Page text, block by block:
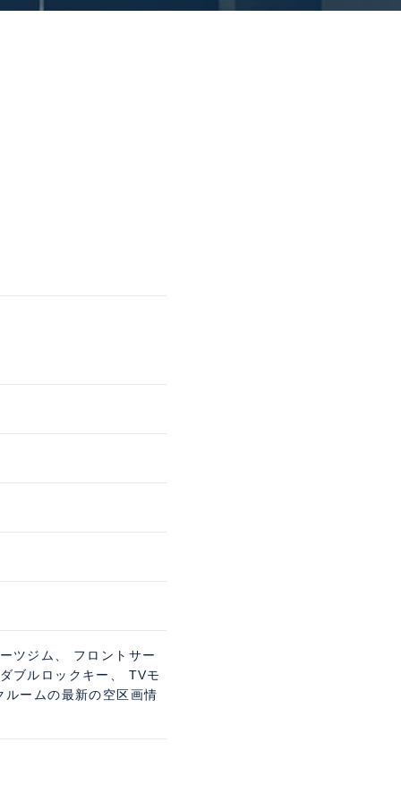
ツジム、 フロントサー
ブルロックキー、 TVモ
ームの最新の空区画情